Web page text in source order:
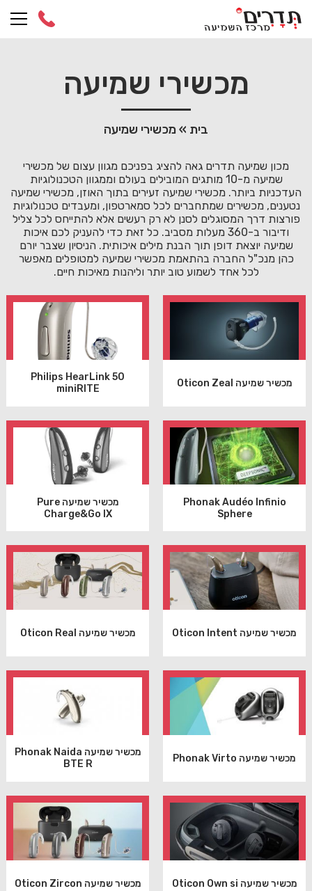
to
content
מכשירי שמיעה
בית »מכשירי שמיעה
מכון שמיעה תדרים גאה להציג בפניכם מגוון עצום של מכשירי
שמיעה מ-10 מותגים המובילים בעולם וממגוון הטכנולוגיות
העדכניות ביותר. מכשירי שמיעה זעירים בתוך האוזן, מכשירי שמיעה
נטענים, מכשירים שמתחברים לכל סמארטפון, ומעבדים טכנולוגיות
פורצות דרך המסוגלים לסנן לא רק רעשים אלא להתייחס לכל צליל
ודיבור ב-360 מעלות מסביב. כל זאת כדי להעניק לכם איכות
שמיעה יוצאת דופן תוך הבנת מילים איכותית. הניסיון שצבר יורם
כהן מנכ"ל החברה בהתאמת מכשירי שמיעה למטופלים מאפשר
לכל אחד לשמוע טוב יותר וליהנות מאיכות חיים.
מכשיר שמיעה Oticon Zeal
Philips HearLink 50
miniRITE
Phonak Audéo Infinio
Sphere
מכשיר שמיעה Pure
Charge&Go IX
מכשיר שמיעה Oticon Intent מכשיר שמיעה Oticon Real
מכשיר שמיעה Phonak Virto
מכשיר שמיעה Phonak Naida
BTE R
מכשיר שמיעה Oticon Own si מכשיר שמיעה Oticon Zircon